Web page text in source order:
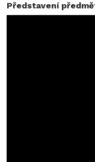
Představení